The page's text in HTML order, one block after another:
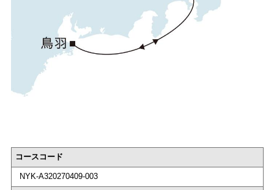
コースコード
NYK-A320270409-003